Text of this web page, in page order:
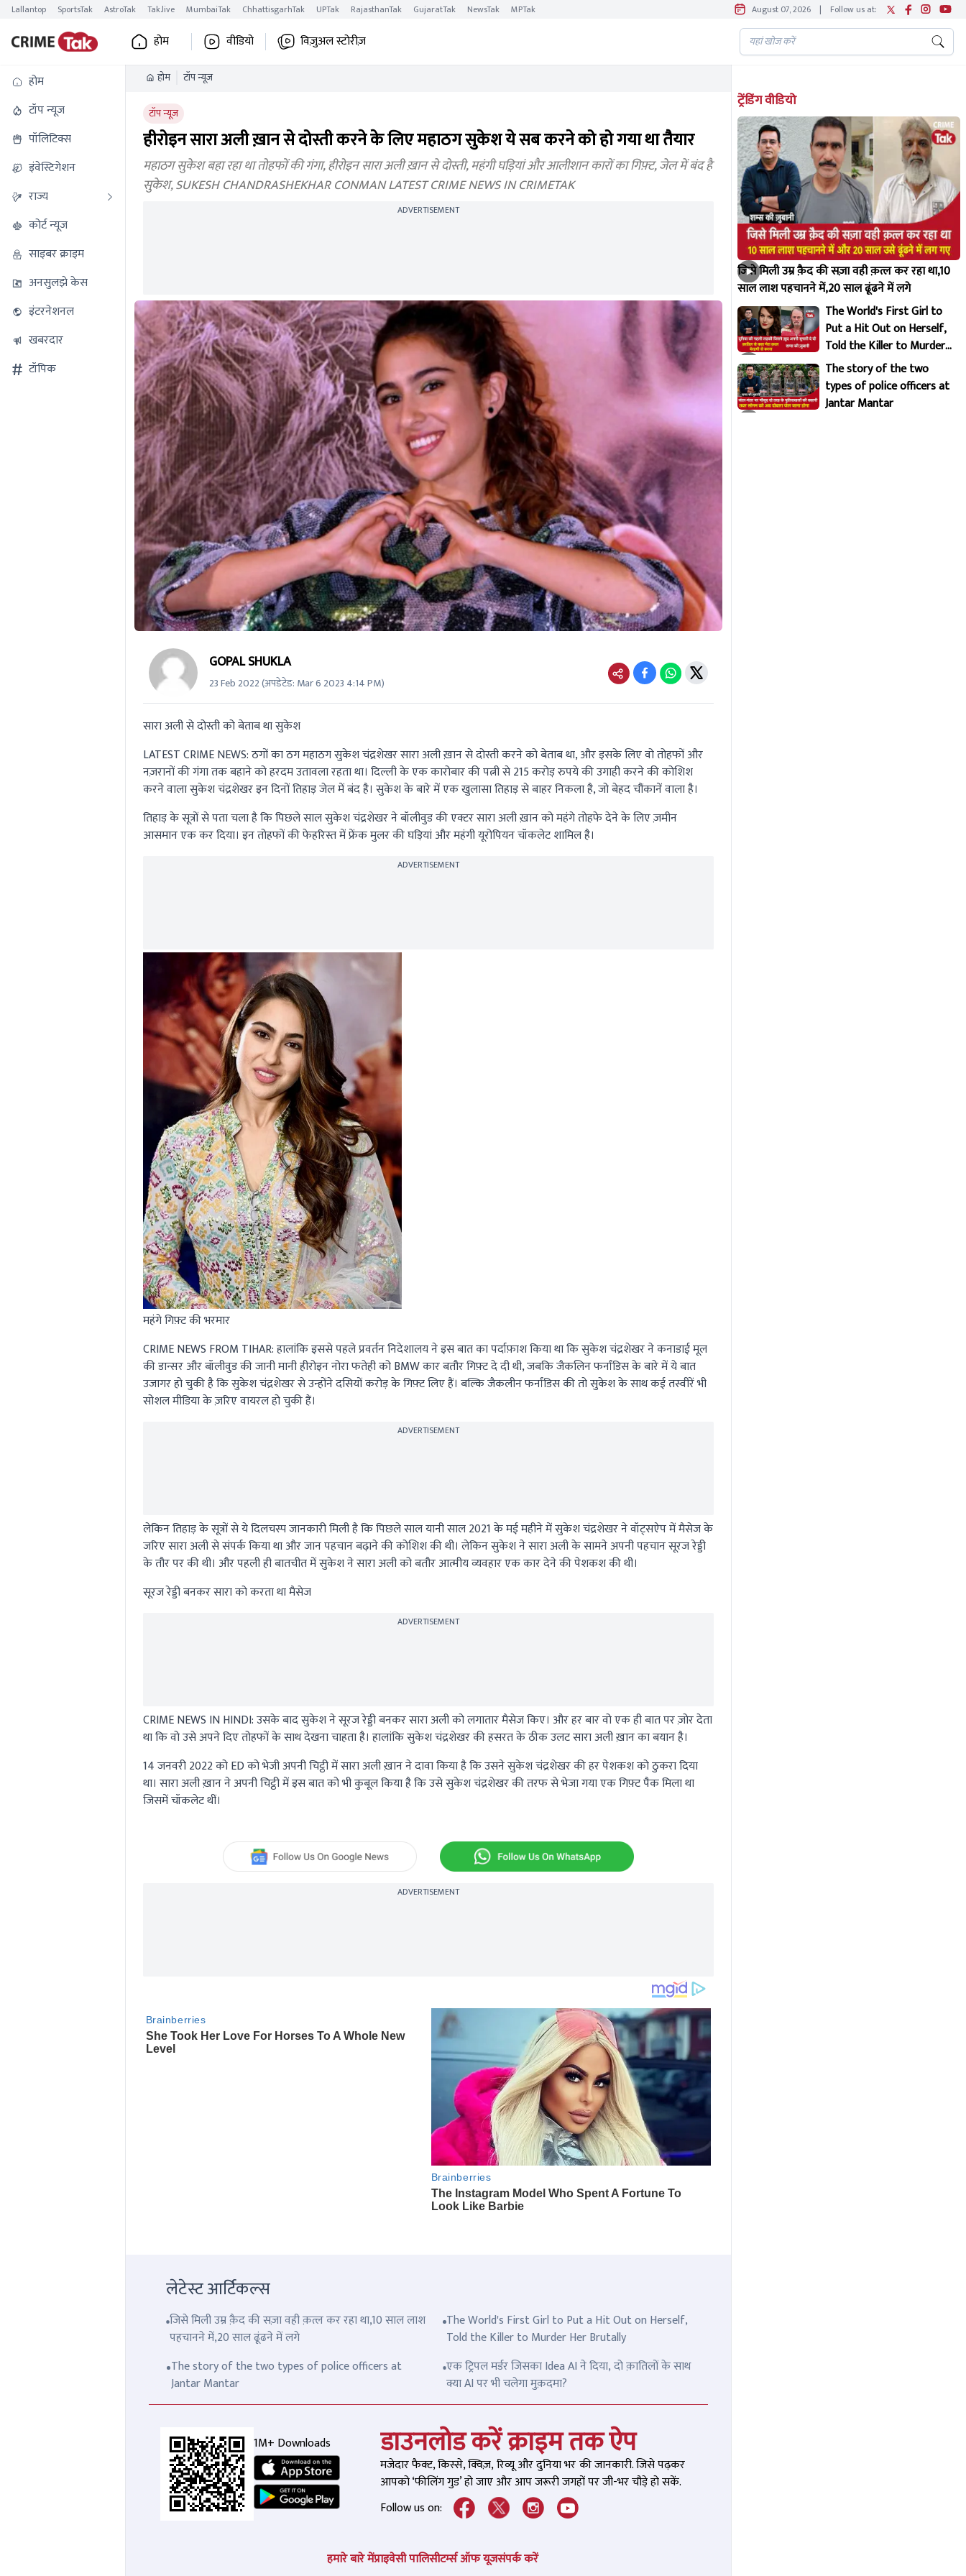
Lallantop SportsTak AstroTak Tak.live MumbaiTak ChhattisgarhTak UPTak RajasthanTak GujaratTak NewsTak MPTak August 07, 2026 | Follow us at:
होम वीडियो विज़ुअल स्टोरीज़
होम
टॉप न्यूज
पॉलिटिक्स
इंवेस्टिगेशन
राज्य
कोर्ट न्यूज
साइबर क्राइम
अनसुलझे केस
इंटरनेशनल
खबरदार
टॉपिक
होम टॉप न्यूज
टॉप न्यूज
हीरोइन सारा अली ख़ान से दोस्ती करने के लिए महाठग सुकेश ये सब करने को हो गया था तैयार
महाठग सुकेश बहा रहा था तोहफों की गंगा, हीरोइन सारा अली ख़ान से दोस्ती, महंगी घड़ियां और आलीशान कारों का गिफ़्ट, जेल में बंद है
सुकेश, SUKESH CHANDRASHEKHAR CONMAN LATEST CRIME NEWS IN CRIMETAK
ADVERTISEMENT
GOPAL SHUKLA
23 Feb 2022(अपडेटेड: Mar 6 2023 4:14 PM)
सारा अली से दोस्ती को बेताब था सुकेश
LATEST CRIME NEWS:ठगों का ठग महाठग सुकेश चंद्रशेखर सारा अली ख़ान से दोस्ती करने को बेताब था, और इसके लिए वो तोहफों और
नज़रानों की गंगा तक बहाने को हरदम उतावला रहता था। दिल्ली के एक कारोबार की पत्नी से 215 करोड़ रुपये की उगाही करने की कोशिश
करने वाला सुकेश चंद्रशेखर इन दिनों तिहाड़ जेल में बंद है। सुकेश के बारे में एक खुलासा तिहाड़ से बाहर निकला है, जो बेहद चौंकानें वाला है।
तिहाड़ के सूत्रों से पता चला है कि पिछले साल सुकेश चंद्रशेखर ने बॉलीवुड की एक्टर सारा अली ख़ान को महंगे तोहफे देने के लिए ज़मीन
आसमान एक कर दिया। इन तोहफों की फेहरिस्त में फ्रेंक मुलर की घड़ियां और महंगी यूरोपियन चॉकलेट शामिल है।
ADVERTISEMENT
महंगे गिफ़्ट की भरमार
CRIME NEWS FROM TIHAR:हालांकि इससे पहले प्रवर्तन निदेशालय ने इस बात का पर्दाफ़ाश किया था कि सुकेश चंद्रशेखर ने कनाडाई मूल
की डान्सर और बॉलीवुड की जानी मानी हीरोइन नोरा फतेही को BMW कार बतौर गिफ़्ट दे दी थी, जबकि जैकलिन फर्नांडिस के बारे में ये बात
उजागर हो चुकी है कि सुकेश चंद्रशेखर से उन्होंने दसियों करोड़ के गिफ़्ट लिए हैं। बल्कि जैकलीन फर्नांडिस की तो सुकेश के साथ कई तस्वीरें भी
सोशल मीडिया के ज़रिए वायरल हो चुकी हैं।
ADVERTISEMENT
लेकिन तिहाड़ के सूत्रों से ये दिलचस्प जानकारी मिली है कि पिछले साल यानी साल 2021 के मई महीने में सुकेश चंद्रशेखर ने वॉट्सऐप में मैसेज के
जरिए सारा अली से संपर्क किया था और जान पहचान बढ़ाने की कोशिश की थी। लेकिन सुकेश ने सारा अली के सामने अपनी पहचान सूरज रेड्डी
के तौर पर की थी। और पहली ही बातचीत में सुकेश ने सारा अली को बतौर आत्मीय व्यवहार एक कार देने की पेशकश की थी।
सूरज रेड्डी बनकर सारा को करता था मैसेज
ADVERTISEMENT
CRIME NEWS IN HINDI:उसके बाद सुकेश ने सूरज रेड्डी बनकर सारा अली को लगातार मैसेज किए। और हर बार वो एक ही बात पर ज़ोर देता
था कि वो उसे अपने दिए तोहफों के साथ देखना चाहता है। हालांकि सुकेश चंद्रशेखर की हसरत के ठीक उलट सारा अली ख़ान का बयान है।
14 जनवरी 2022 को ED को भेजी अपनी चिट्ठी में सारा अली ख़ान ने दावा किया है कि उसने सुकेश चंद्रशेखर की हर पेशकश को ठुकरा दिया
था। सारा अली ख़ान ने अपनी चिट्ठी में इस बात को भी कुबूल किया है कि उसे सुकेश चंद्रशेखर की तरफ से भेजा गया एक गिफ़्ट पैक मिला था
जिसमें चॉकलेट थीं।
ADVERTISEMENT
लेटेस्ट आर्टिकल्स
जिसे मिली उम्र क़ैद की सज़ा वही क़त्ल कर रहा था,10 साल लाश
पहचानने में,20 साल ढूंढने में लगे
The World's First Girl to Put a Hit Out on Herself,
Told the Killer to Murder Her Brutally
The story of the two types of police officers at
Jantar Mantar
एक ट्रिपल मर्डर जिसका Idea AI ने दिया, दो क़ातिलों के साथ
क्या AI पर भी चलेगा मुक़दमा?
1M+ Downloads डाउनलोड करें क्राइम तक ऐप
मजेदार फैक्ट, किस्से, क्विज़, रिव्यू और दुनिया भर की जानकारी. जिसे पढ़कर
आपको ‘फीलिंग गुड’ हो जाए और आप जरूरी जगहों पर जी-भर चौड़े हो सकें.
Follow us on:
हमारे बारे मेंप्राइवेसी पालिसीटर्म्स ऑफ यूजसंपर्क करें
ट्रेंडिंग वीडियो
जिसे मिली उम्र क़ैद की सज़ा वही क़त्ल कर रहा था,10
साल लाश पहचानने में,20 साल ढूंढने में लगे
The World's First Girl to
Put a Hit Out on Herself,
Told the Killer to Murder
Her Brutally
The story of the two
types of police officers at
Jantar Mantar